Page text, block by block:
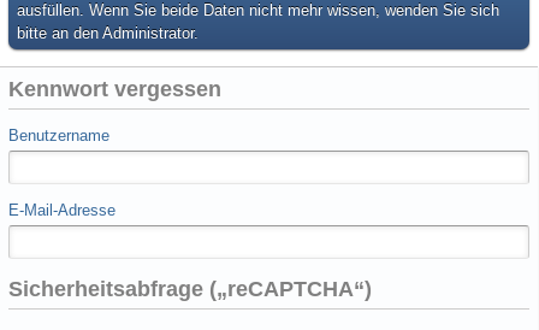
ausfüllen. Wenn Sie beide Daten nicht mehr wissen, wenden Sie sich
bitte an den Administrator.
Kennwort vergessen
Benutzername
E-Mail-Adresse
Sicherheitsabfrage („reCAPTCHA“)